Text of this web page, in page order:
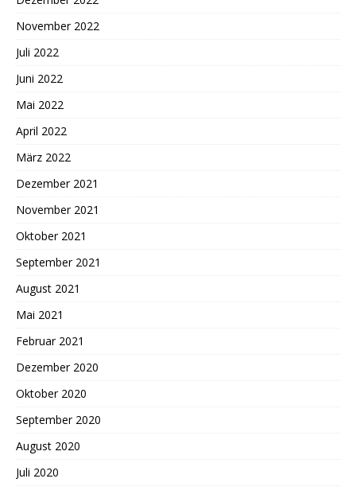
November 2022
Juli 2022
Juni 2022
Mai 2022
April 2022
März 2022
Dezember 2021
November 2021
Oktober 2021
September 2021
August 2021
Mai 2021
Februar 2021
Dezember 2020
Oktober 2020
September 2020
August 2020
Juli 2020